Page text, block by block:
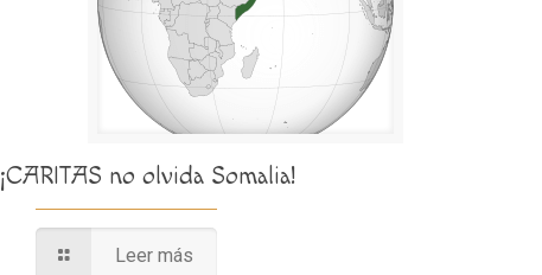
¡CARITAS no olvida Somalia!
Leer más